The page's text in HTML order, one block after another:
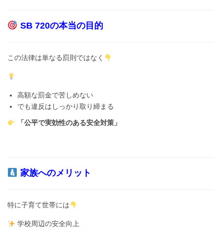
SB 720の本当の目的
この法律は単なる罰則ではなく
高額な罰金で苦しめない
でも違反はしっかり取り締まる
「公平で実効性のある安全対策」
家族へのメリット
特に子育て世帯には
学校周辺の安全向上